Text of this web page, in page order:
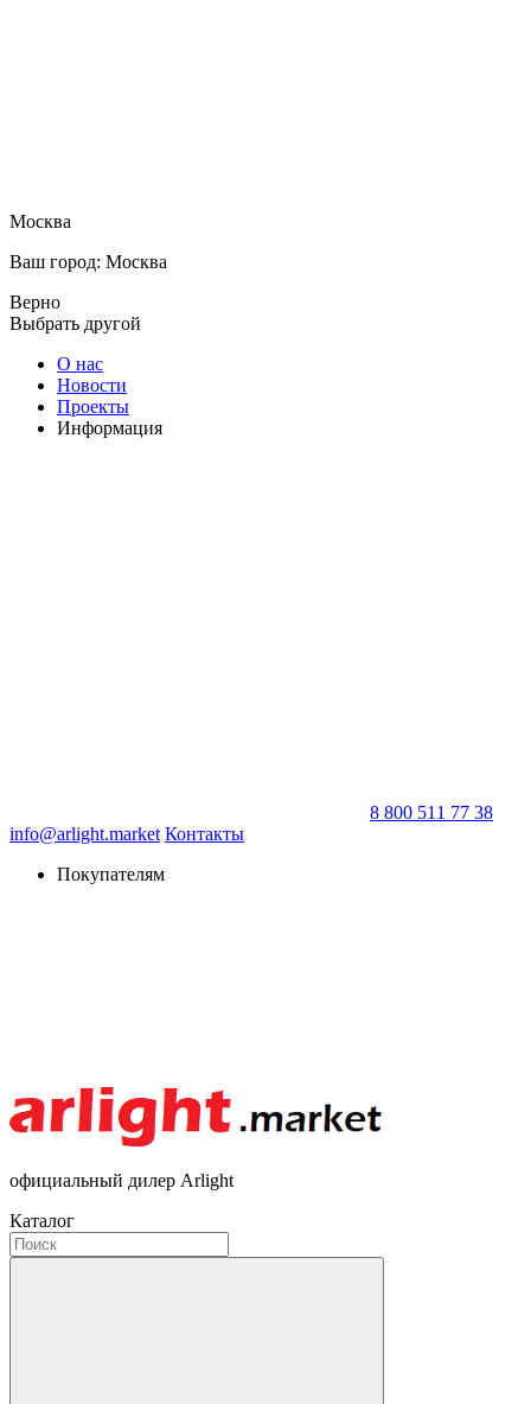
Москва
Ваш город: Москва
Верно
Выбрать другой
О нас
Новости
Проекты
Информация
8 800 511 77 38
info@arlight.market Контакты
Покупателям
официальный дилер Arlight
Каталог